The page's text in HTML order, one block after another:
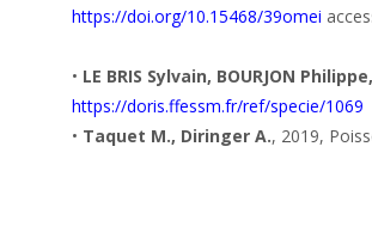
https://doi.org/10.15468/39omei
• LE BRIS Sylvain, BOURJON
https://doris.ffessm.fr/ref/specie/1069
• Taquet M., Diringer A., 2019,